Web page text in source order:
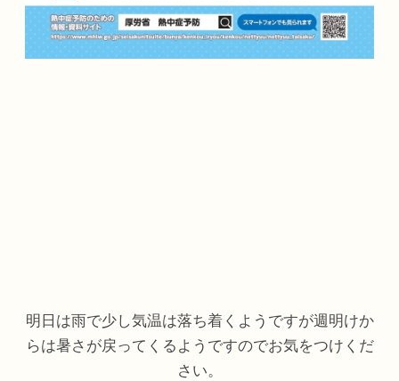
明日は雨で少し気温は落ち着くようですが週明けか
らは暑さが戻ってくるようですのでお気をつけくだ
さい。